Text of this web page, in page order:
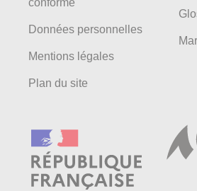
conforme
Données personnelles
Mentions légales
Plan du site